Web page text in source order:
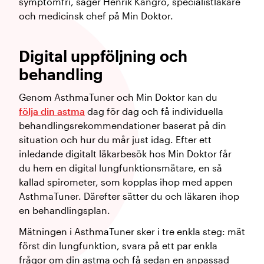
och medicinsk chef på Min Doktor.
Digital uppföljning och
behandling
Genom AsthmaTuner och Min Doktor kan du
följa din astma dag för dag och få individuella
behandlingsrekommendationer baserat på din
situation och hur du mår just idag. Efter ett
inledande digitalt läkarbesök hos Min Doktor får
du hem en digital lungfunktionsmätare, en så
kallad spirometer, som kopplas ihop med appen
AsthmaTuner. Därefter sätter du och läkaren ihop
en behandlingsplan.
Mätningen i AsthmaTuner sker i tre enkla steg: mät
först din lungfunktion, svara på ett par enkla
frågor om din astma och få sedan en anpassad